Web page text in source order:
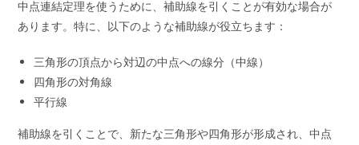
中点連結定理を使うために、補助線を引くことが有効な場合が
あります。特に、以下のような補助線が役立ちます：
三角形の頂点から対辺の中点への線分（中線）
四角形の対角線
平行線
補助線を引くことで、新たな三角形や四角形が形成され、中点